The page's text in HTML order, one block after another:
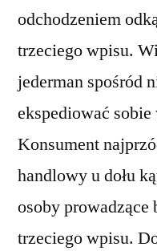
odchodzeniem
trzeciego wpisu.
jederman spośród
ekspediować
Konsument
handlowy u dołu
osoby prowadzące
trzeciego wpisu.